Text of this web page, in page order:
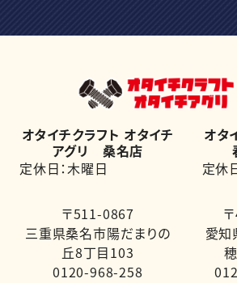
オタイチクラフト オタイチ
アグリ 桑名店
定休日：木曜日
〒511-0867
三重県桑名市陽だまりの
丘8丁目103
0120-968-258
オタ
定休
愛知